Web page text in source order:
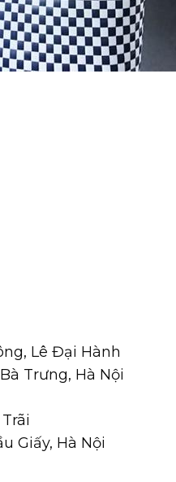
Lê Đại Hành
Trưng, Hà Nội
Giấy, Hà Nội